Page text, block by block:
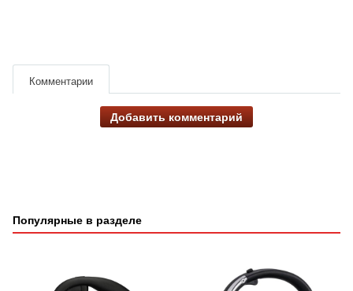
Комментарии
Добавить комментарий
Популярные в разделе